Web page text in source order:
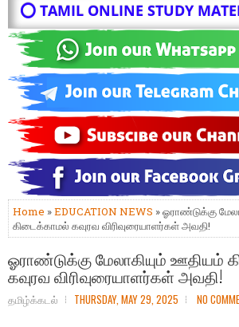
⭕ TAMIL ONLINE STUDY
Home »EDUCATION NEWS » ஓராண்டுக்கு
கிடைக்காமல் கவுரவ விரிவுரையாளர்கள் அவதி!
ஓராண்டுக்கு மேலாகியும் ஊதியம்
கவுரவ விரிவுரையாளர்கள் அவதி!
தமிழ்க்கடல் THURSDAY, MAY 29, 2025 NO